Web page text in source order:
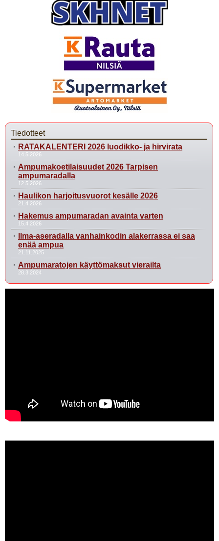
Tiedotteet
RATAKALENTERI 2026 luodikko- ja hirvirata
14.5.2026
Ampumakoetilaisuudet 2026 Tarpisen
ampumaradalla
12.5.2026
Haulikon harjoitusvuorot kesälle 2026
21.4.2026
Hakemus ampumaradan avainta varten
15.4.2026
Ilma-aseradalla vanhainkodin alakerrassa ei saa
enää ampua
21.11.2025
Ampumaratojen käyttömaksut vierailta
28.3.2024